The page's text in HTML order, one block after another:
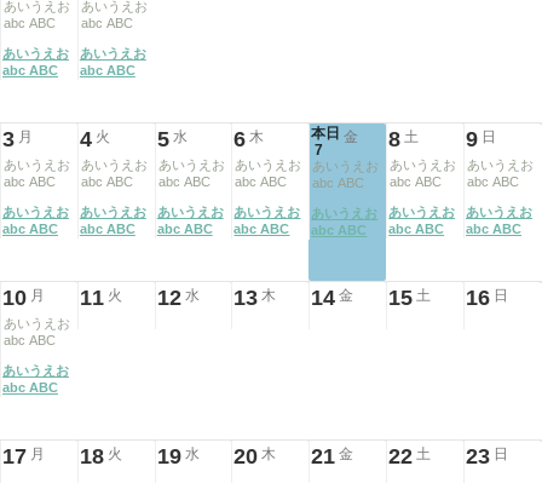
あいうえお
abc ABC
あいうえお
abc ABC
あいうえお
abc ABC
あいうえお
abc ABC
3 月
あいうえお
abc ABC
あいうえお
abc ABC
4 火
あいうえお
abc ABC
あいうえお
abc ABC
5 水
あいうえお
abc ABC
あいうえお
abc ABC
6 木
あいうえお
abc ABC
あいうえお
abc ABC
本日
7
金
あいうえお
abc ABC
あいうえお
abc ABC
8 土
あいうえお
abc ABC
あいうえお
abc ABC
9 日
あいうえお
abc ABC
あいうえお
abc ABC
10 月
あいうえお
abc ABC
あいうえお
abc ABC
11 火 12 水 13 木 14 金 15 土 16 日
17 月 18 火 19 水 20 木 21 金 22 土 23 日